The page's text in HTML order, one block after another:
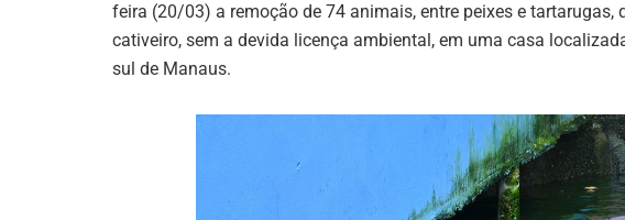
feira (20/03) a remoção de 74 animais, entre peixes e tartarugas,
cativeiro, sem a devida licença ambiental, em uma casa
sul de Manaus.